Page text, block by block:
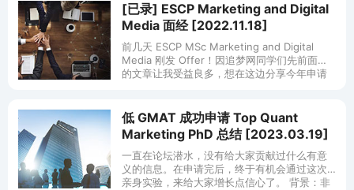
[已录] ESCP Marketing and Digital
Media 面经 [2022.11.18]
前几天 ESCP MSc Marketing and Digital
Media 刚发 Offer！因追梦网同学们先前面试
的文章让我受益良多，想在这边分享今年申请
低 GMAT 成功申请 Top Quant
Marketing PhD 总结 [2023.03.19]
一直在论坛潜水，没有给大家贡献过什么有意
义的信息。在申请完后，终于有机会通过这次
亲身实验，来给大家增长点信心了。 背景：非